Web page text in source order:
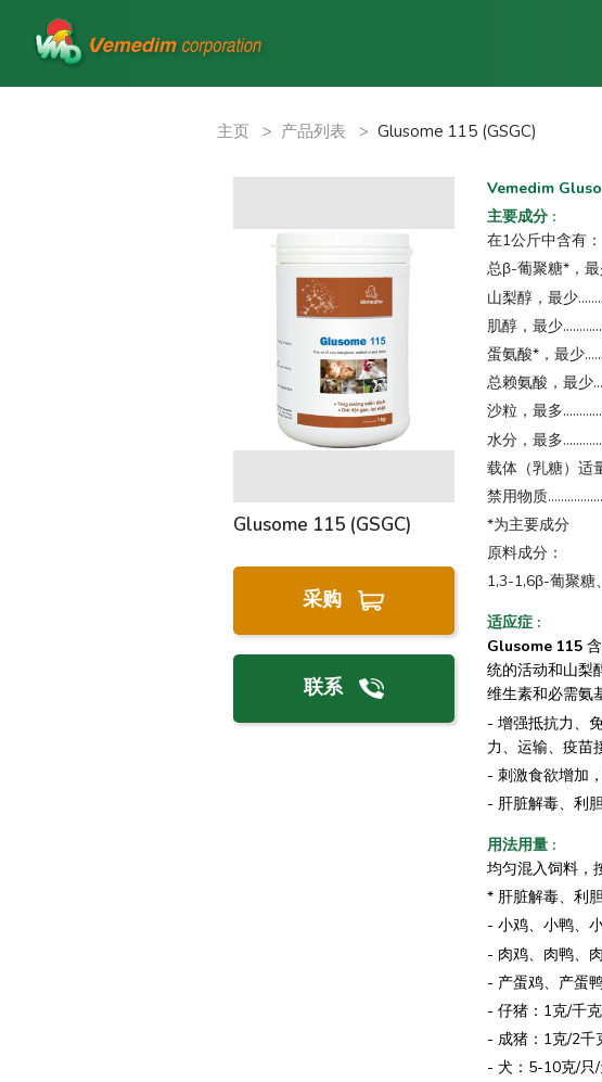
主页 > 产品列表 > Glusome 115 (GSGC)
Glusome 115 (GSGC)
采购
联系
Vemedim
主要成分 :
在1公斤中含有：
总β-葡聚糖*，最
山梨醇，最少
肌醇，最少
蛋氨酸*，最少
总赖氨酸，最少
沙粒，最多
水分，最多
载体（乳糖）适
禁用物质
*为主要成分
原料成分：
1,3-1,6β-葡聚糖
适应症 :
Glusome 115
统的活动和山梨
维生素和必需氨
- 增强抵抗力、
力、运输、疫苗
- 刺激食欲增加
- 肝脏解毒、利
用法用量 :
均匀混入饲料，
* 肝脏解毒、利
- 小鸡、小鸭、
- 肉鸡、肉鸭、
- 产蛋鸡、产蛋
- 仔猪：1克/千
- 成猪：1克/2千
- 犬：5-10克/只/